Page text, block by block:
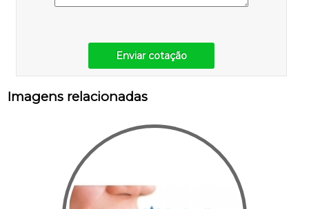
Enviar cotação
Imagens relacionadas